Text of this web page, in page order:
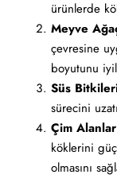
ürünlerde
Meyve
çevresine
boyutunu
Süs
sürecini
Çim
köklerini
olmasını